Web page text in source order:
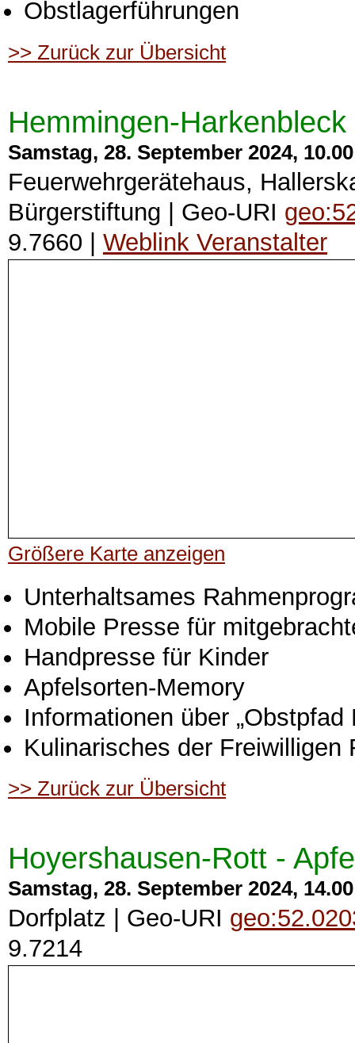
Obstlagerführungen
>> Zurück zur Übersicht
Hemmingen-
Samstag, 28. September 2024,
Feuerwehrgerätehaus,
Bürgerstiftung | Geo-URI
9.7660 | Weblink Veranstalter
Größere Karte anzeigen
Unterhaltsames
Mobile Presse für
Handpresse für Kinder
Apfelsorten-Memory
Informationen über „Obstpfad
Kulinarisches der Freiwilligen
>> Zurück zur Übersicht
Hoyershausen-Rott -
Samstag, 28. September 2024,
Dorfplatz | Geo-URI
9.7214